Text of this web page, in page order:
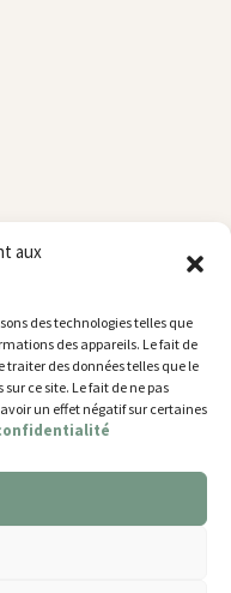
aux
des technologies telles que
des appareils. Le fait de
traiter des données telles que le
ce site. Le fait de ne pas
un effet négatif sur certaines
la meilleure
we are using or